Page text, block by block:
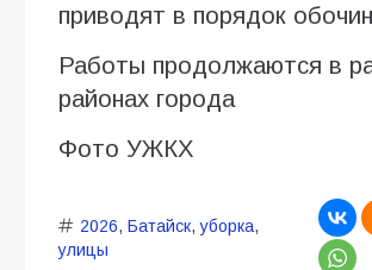
приводят в порядок
Работы продолжаются в
районах города
Фото УЖКХ
2026, Батайск,уборка,
улицы